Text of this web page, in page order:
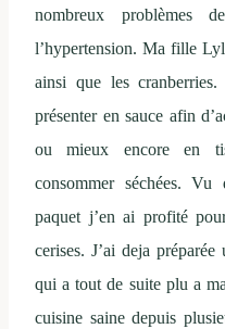
nombreux problèmes
l’hypertension. Ma fille
ainsi que les
présenter en sauce afin
ou mieux encore en
consommer séchées.
paquet j’en ai profité
cerises. J’ai deja
qui a tout de suite plu a
cuisine saine depuis